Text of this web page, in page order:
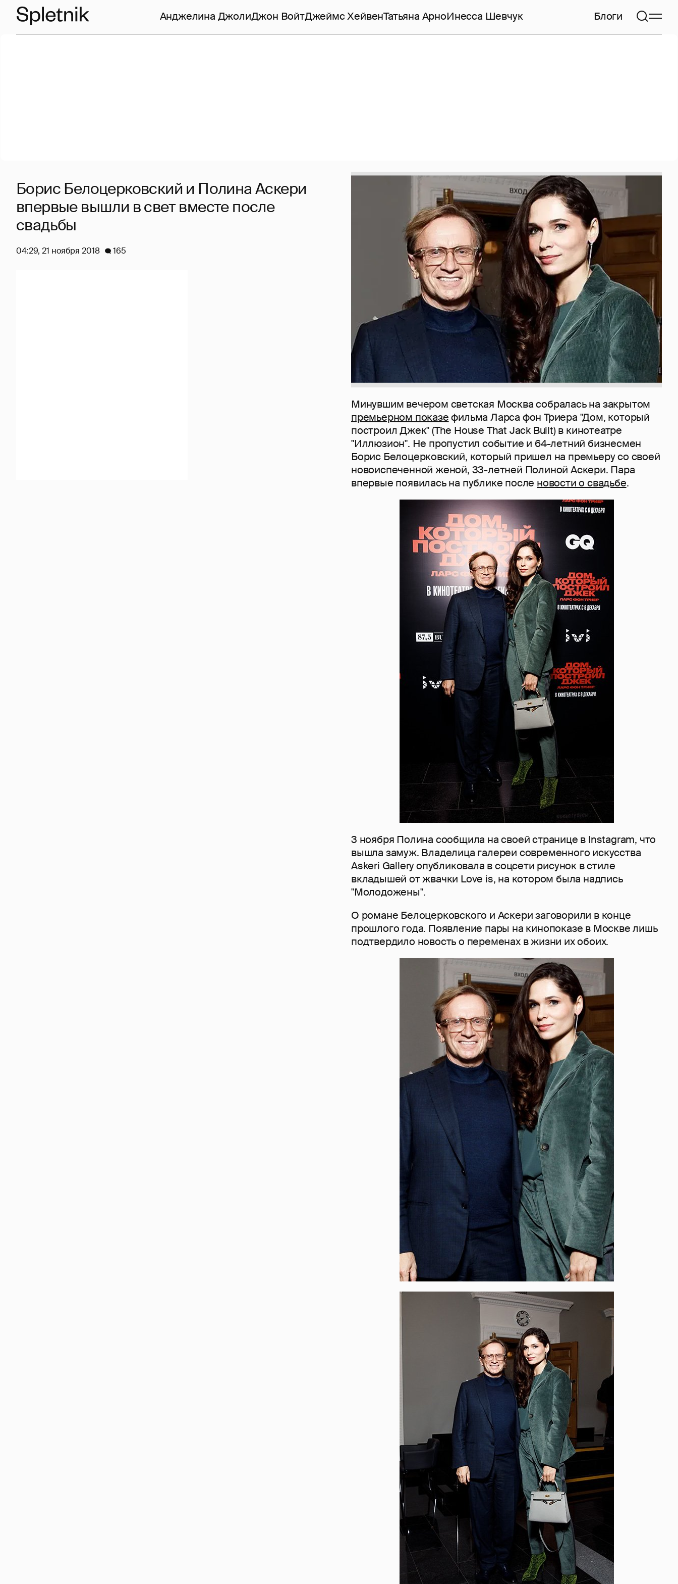
Анджелина ДжолиДжон ВойтДжеймс ХейвенТатьяна АрноИнесса Шевчук Блоги
Минувшим вечером светская Москва собралась на закрытом
премьерном показефильма Ларса фон Триера "Дом, который
построил Джек" (The House That Jack Built) в кинотеатре
"Иллюзион". Не пропустил событие и 64-летний бизнесмен
Борис Белоцерковский, который пришел на премьеру со своей
новоиспеченной женой, 33-летней Полиной Аскери. Пара
впервые появилась на публике после новости о свадьбе.
3 ноября Полина сообщила на своей странице в Instagram, что
вышла замуж. Владелица галереи современного искусства
Askeri Gallery опубликовала в соцсети рисунок в стиле
вкладышей от жвачки Love is, на котором была надпись
"Молодожены".
О романе Белоцерковского и Аскери заговорили в конце
прошлого года. Появление пары на кинопоказе в Москве лишь
подтвердило новость о переменах в жизни их обоих.
Борис Белоцерковский и Полина Аскери
впервые вышли в свет вместе после
свадьбы
04:29, 21 ноября 2018 165